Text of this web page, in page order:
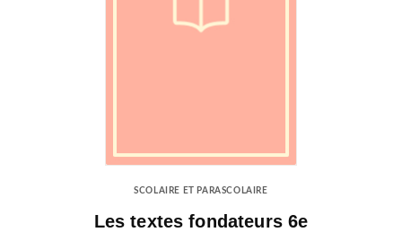
SCOLAIRE ET PARASCOLAIRE
Les textes fondateurs 6e